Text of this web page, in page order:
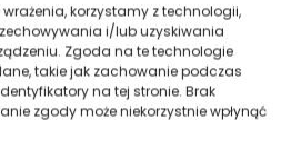
korzystamy z technologii,
i/lub uzyskiwania
Zgoda na te technologie
takie jak zachowanie podczas
na tej stronie. Brak
zgody może niekorzystnie wpłynąć
i połysk
oka
bez smug
wykończenie